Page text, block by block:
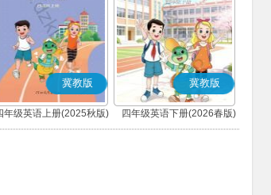
冀教版
年级英语上册(2025秋版)
(三年级起点)
冀教版
四年级英语下册(2026春版)
(三年级起点)